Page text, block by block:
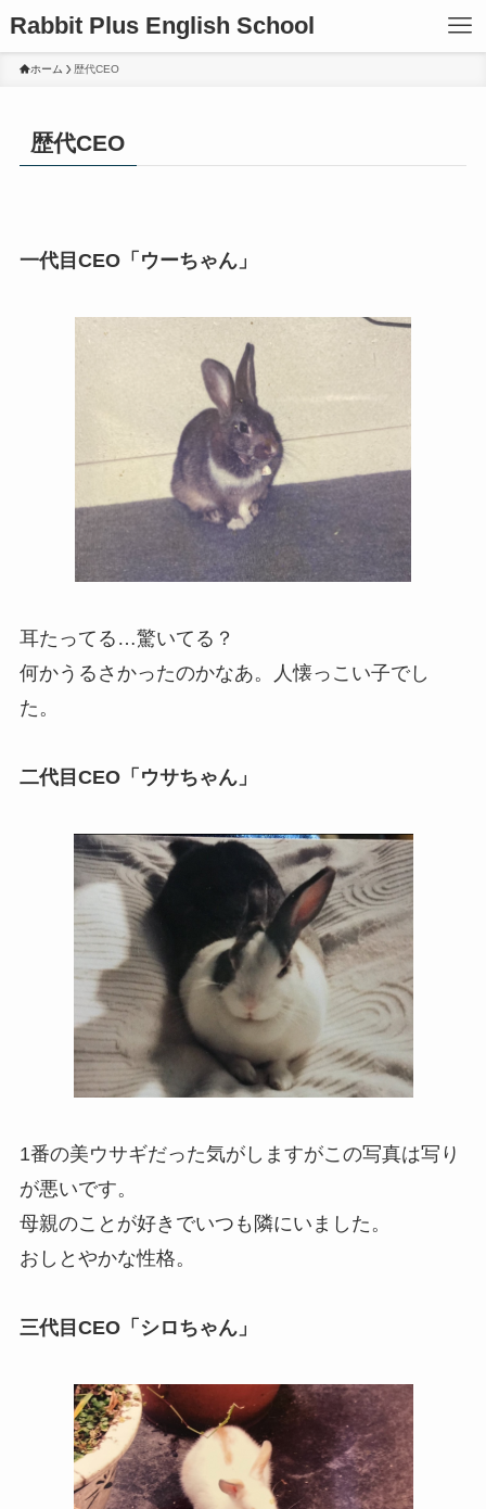
Rabbit Plus English School
ホーム 歴代CEO
歴代CEO
一代目CEO「ウーちゃん」
耳たってる…驚いてる？
何かうるさかったのかなあ。人懐っこい子でし
た。
二代目 CEO「ウサちゃん」
1番の美ウサギだった気がしますがこの写真は写り
が悪いです。
母親のことが好きでいつも隣にいました。
おしとやかな性格。
三代目 CEO「シロちゃん」